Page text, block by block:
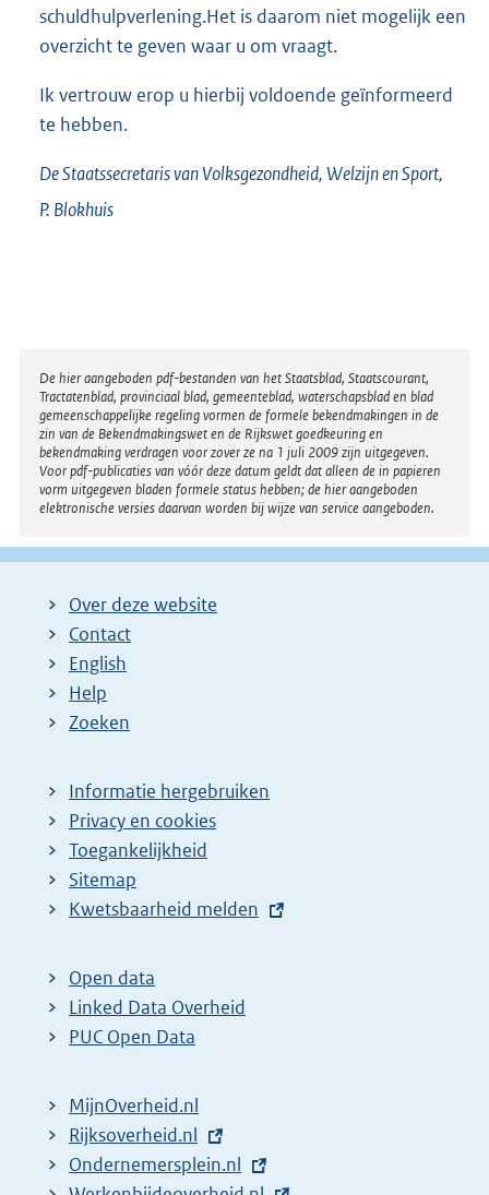
schuldhulpverlening.Het is daarom niet mogelijk een
overzicht te geven waar u om vraagt.
Ik vertrouw erop u hierbij voldoende geïnformeerd
te hebben.
De Staatssecretaris van Volksgezondheid, Welzijn en Sport,
P. Blokhuis
Disclaimer
De hier aangeboden pdf-bestanden van het Staatsblad, Staatscourant,
Tractatenblad, provinciaal blad, gemeenteblad, waterschapsblad en blad
gemeenschappelijke regeling vormen de formele bekendmakingen in de
zin van de Bekendmakingswet en de Rijkswet goedkeuring en
bekendmaking verdragen voor zover ze na 1 juli 2009 zijn uitgegeven.
Voor pdf-publicaties van vóór deze datum geldt dat alleen de in papieren
vorm uitgegeven bladen formele status hebben; de hier aangeboden
elektronische versies daarvan worden bij wijze van service aangeboden.
Over deze website
Contact
English
Help
Zoeken
Informatie hergebruiken
Privacy en cookies
Toegankelijkheid
Sitemap
E
t
e
r
l
i
n
Kwetsbaarheid melden
Open data
Linked Data Overheid
PUC Open Data
MijnOverheid.nl
E
x
Rijksoverheid.nl
E
Ondernemersplein.nl